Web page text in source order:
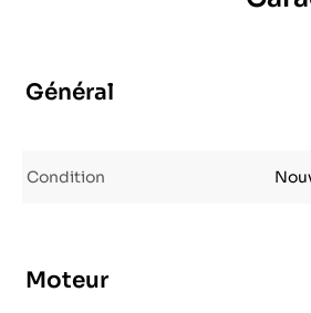
Général
Condition
Moteur